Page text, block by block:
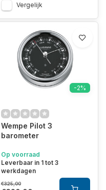
Vergelijk
-2%
Wempe Pilot 3
barometer
Op voorraad
Leverbaar in 1 tot 3
werkdagen
€325,00